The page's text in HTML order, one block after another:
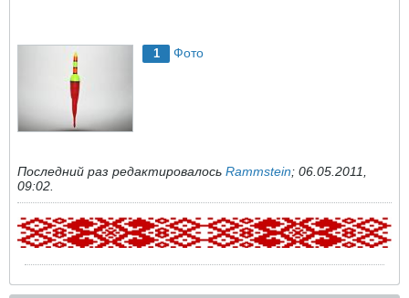
1 Фото
Последний раз редактировалось Rammstein; 06.05.2011,
09:02